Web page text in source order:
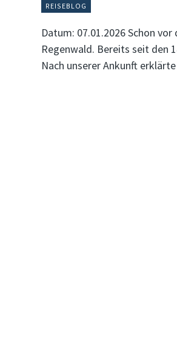
REISEBLOG
Datum: 07.01.2026 Schon
Regenwald. Bereits seit den
Nach unserer Ankunft